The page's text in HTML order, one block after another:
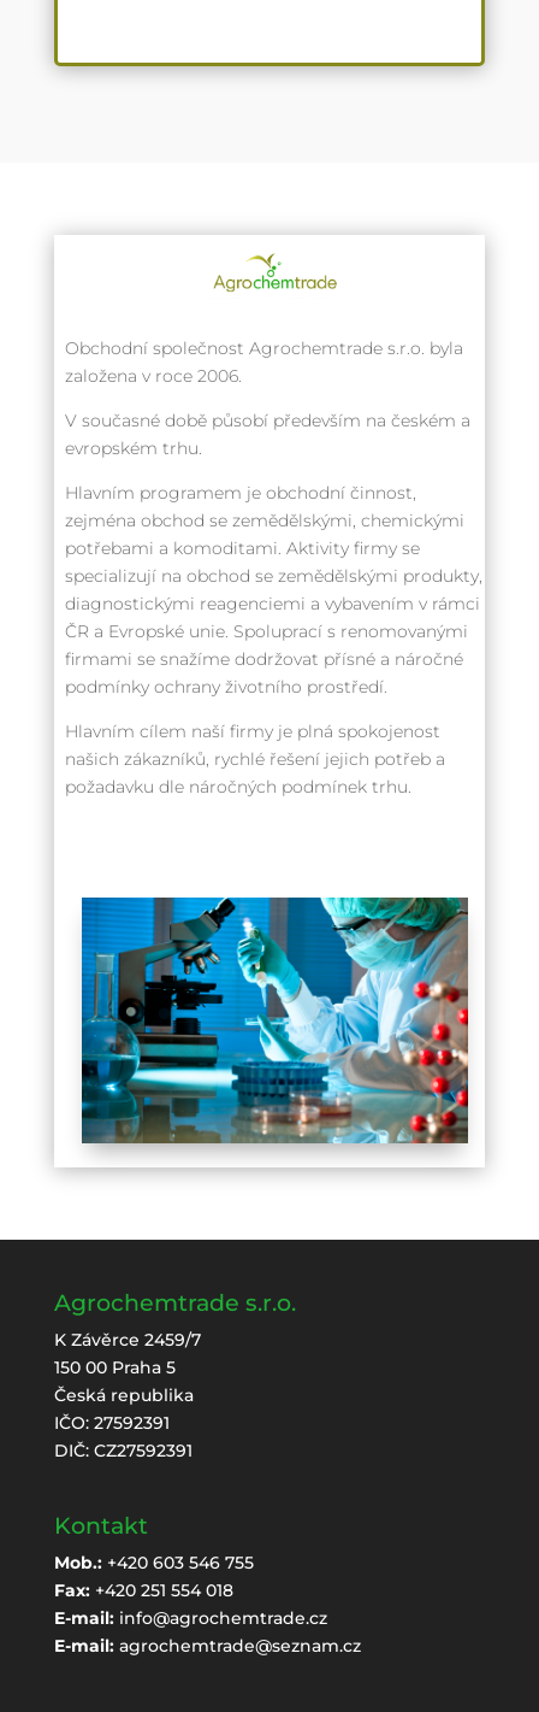
Obchodní společnost Agrochemtrade s.r.o. byla
založena v roce 2006.
V současné době působí především na českém a
evropském trhu.
Hlavním programem je obchodní činnost,
zejména obchod se zemědělskými, chemickými
potřebami a komoditami. Aktivity firmy se
specializují na obchod se zemědělskými produkty,
diagnostickými reagenciemi a vybavením v rámci
ČR a Evropské unie. Spoluprací s renomovanými
firmami se snažíme dodržovat přísné a náročné
podmínky ochrany životního prostředí.
Hlavním cílem naší firmy je plná spokojenost
našich zákazníků, rychlé řešení jejich potřeb a
požadavku dle náročných podmínek trhu.
Agrochemtrade s.r.o.
K Závěrce 2459/7
150 00 Praha 5
Česká republika
IČO: 27592391
DIČ: CZ27592391
Kontakt
Mob.:+420 603 546 755
Fax:+420 251 554 018
E-mail: info@agrochemtrade.cz
E-mail: agrochemtrade@seznam.cz